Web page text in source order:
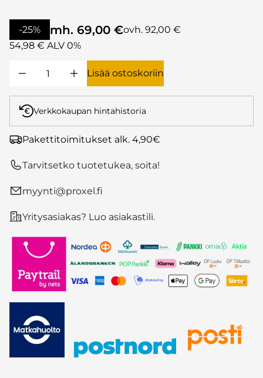
-25% mh. 69,00 €
ovh. 92,00 €
54,98 € ALV 0%
Lisää ostoskoriin
Verkkokaupan hintahistoria
Pakettitoimitukset alk. 4,90€
Tarvitsetko tuotetukea, soita!
myynti@proxel.fi
Yritysasiakas? Luo asiakastili.